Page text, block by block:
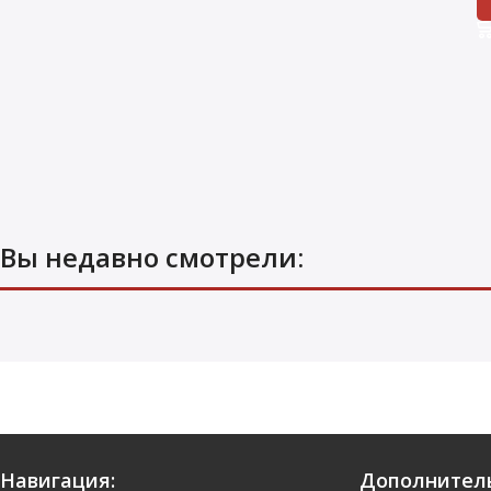
Вы недавно смотрели: